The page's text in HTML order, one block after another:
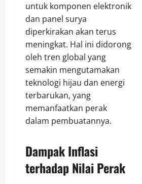
untuk komponen elektronik
dan panel surya
diperkirakan akan terus
meningkat. Hal ini didorong
oleh tren global yang
semakin mengutamakan
teknologi hijau dan energi
terbarukan, yang
memanfaatkan perak
dalam pembuatannya.
Dampak Inflasi
terhadap Nilai Perak